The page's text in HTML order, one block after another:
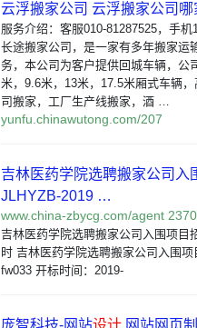
云浮搬家公司 云浮搬家公司
服务介绍：客服010-81287525，手
长途搬家公司，是一家有多年搬家运
务，本公司为客户提供回城车辆，公
米，9.6米，13米，17.5米厢式车辆
司搬家，工厂生产线搬家，酒 …
yunfu.chinawutong.com/207
吉林医药学院选聘搬家公司入
JLHYZB-2019 …
www.china-zbycg.com/agent
吉林医药学院选聘搬家公司入围项目
时 吉林医药学院选聘搬家公司入围
fw033 开标时间：2019-
庞智科技-网站设计 网站网页